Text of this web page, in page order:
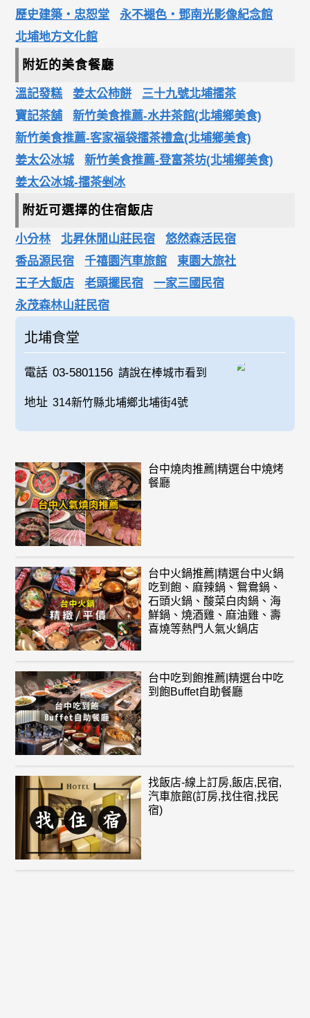
歷史建築‧忠恕堂
永不褪色‧鄧南光影像紀念館
北埔地方文化館
附近的美食餐廳
溫記發糕 姜太公柿餅
三十九號北埔擂茶
寶記茶舖
新竹美食推薦-水井茶館(北埔鄉美食)
新竹美食推薦-客家福袋擂茶禮盒(北埔鄉美食)
姜太公冰城
新竹美食推薦-登富茶坊(北埔鄉美食)
姜太公冰城-擂茶剉冰
附近可選擇的住宿飯店
小分林 北昇休閒山莊民宿
悠然森活民宿
香品源民宿
千禧園汽車旅館
東園大旅社
王子大飯店
老頭擺民宿
一家三國民宿
永茂森林山莊民宿
北埔食堂
電話 03-5801156 請說在棒城市看到
地址 314新竹縣北埔鄉北埔街4號
台中燒肉推薦|精選台中燒烤
餐廳
台中火鍋推薦|精選台中火鍋
吃到飽、麻辣鍋、鴛鴦鍋、
石頭火鍋、酸菜白肉鍋、海
鮮鍋、燒酒雞、麻油雞、壽
喜燒等熱門人氣火鍋店
台中吃到飽推薦|精選台中吃
到飽Buffet自助餐廳
找飯店-線上訂房,飯店,民宿,
汽車旅館(訂房,找住宿,找民
宿)